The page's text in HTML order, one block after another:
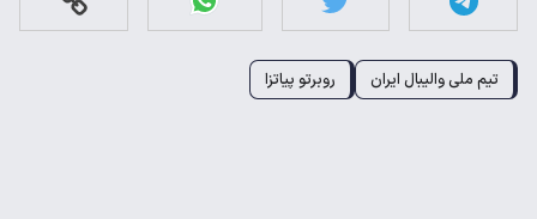
تیم ملی والیبال ایران روبرتو پیاتزا